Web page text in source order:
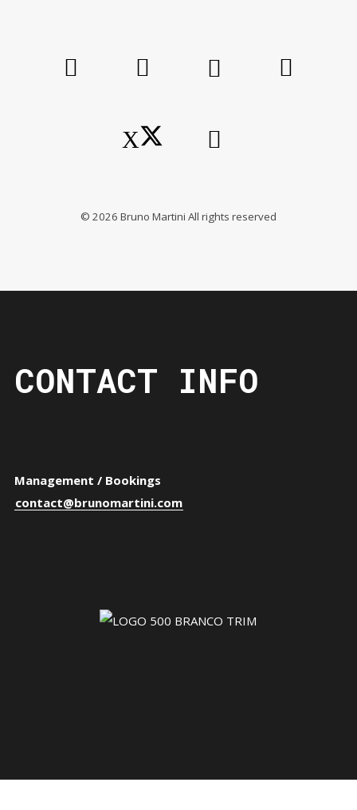
© 2026 Bruno Martini All rights reserved
CONTACT INFO
Management / Bookings
contact@brunomartini.com